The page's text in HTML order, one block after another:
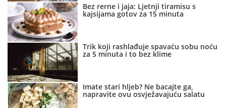
Bez rerne i jaja: Ljetnji tiramisu s
kajsijama gotov za 15 minuta
Trik koji rashlađuje spavaću sobu noću
za 5 minuta i to bez klime
Imate stari hljeb? Ne bacajte ga,
napravite ovu osvježavajuću salatu